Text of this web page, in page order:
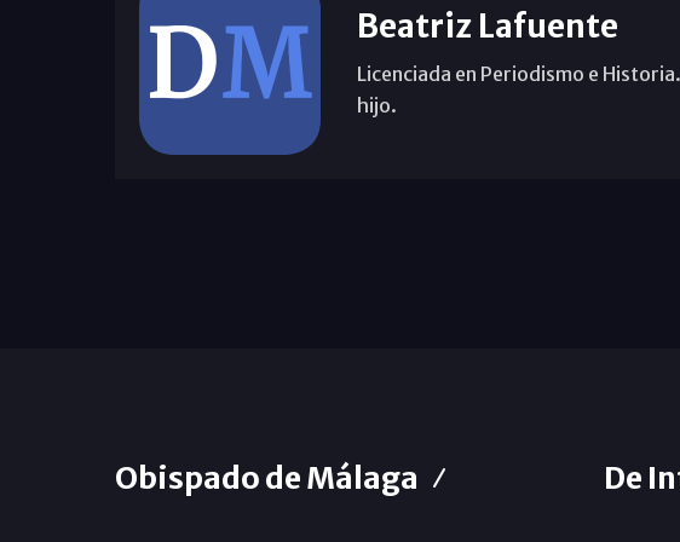
Beatriz Lafuente
Licenciada en Periodismo e
hijo.
Obispado de Málaga De